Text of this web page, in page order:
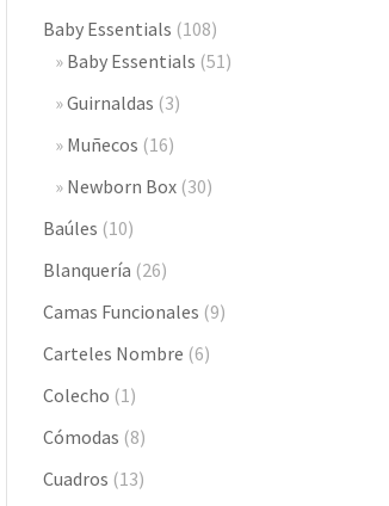
Baby Essentials (108)
Baby Essentials (51)
Guirnaldas (3)
Muñecos (16)
Newborn Box (30)
Baúles (10)
Blanquería (26)
Camas Funcionales (9)
Carteles Nombre (6)
Colecho (1)
Cómodas (8)
Cuadros (13)